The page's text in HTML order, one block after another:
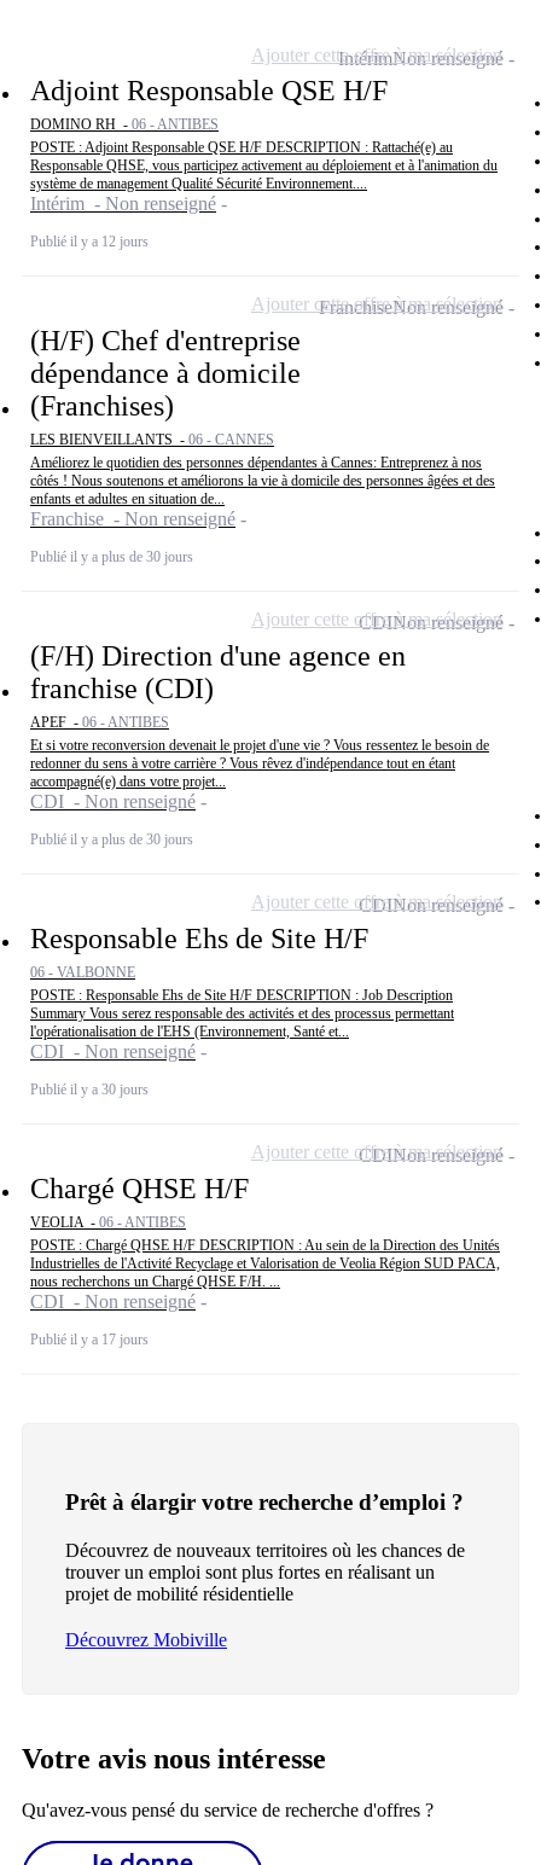
Adjoint Responsable QSE H/F
DOMINO RH - 06 - ANTIBES
POSTE : Adjoint Responsable QSE H/F DESCRIPTION : Rattaché(e) au
Responsable QHSE, vous participez activement au déploiement et à l'animation du
système de management Qualité Sécurité Environnement....
Intérim - Non renseigné
Publié il y a 12 jours
IntérimNon renseigné
Ajouter cette offre à ma sélection
(H/F) Chef d'entreprise
dépendance à domicile
(Franchises)
LES BIENVEILLANTS - 06 - CANNES
Améliorez le quotidien des personnes dépendantes à Cannes: Entreprenez à nos
côtés ! Nous soutenons et améliorons la vie à domicile des personnes âgées et des
enfants et adultes en situation de...
Franchise - Non renseigné
Publié il y a plus de 30 jours
FranchiseNon renseigné
Ajouter cette offre à ma sélection
(F/H) Direction d'une agence en
franchise (CDI)
APEF - 06 - ANTIBES
Et si votre reconversion devenait le projet d'une vie ? Vous ressentez le besoin de
redonner du sens à votre carrière ? Vous rêvez d'indépendance tout en étant
accompagné(e) dans votre projet...
CDI - Non renseigné
Publié il y a plus de 30 jours
CDINon renseigné
Ajouter cette offre à ma sélection
Responsable Ehs de Site H/F
06 - VALBONNE
POSTE : Responsable Ehs de Site H/F DESCRIPTION : Job Description
Summary Vous serez responsable des activités et des processus permettant
l'opérationalisation de l'EHS (Environnement, Santé et...
CDI - Non renseigné
Publié il y a 30 jours
CDINon renseigné
Ajouter cette offre à ma sélection
Chargé QHSE H/F
VEOLIA - 06 - ANTIBES
POSTE : Chargé QHSE H/F DESCRIPTION : Au sein de la Direction des Unités
Industrielles de l'Activité Recyclage et Valorisation de Veolia Région SUD PACA,
nous recherchons un Chargé QHSE F/H. ...
CDI - Non renseigné
Publié il y a 17 jours
CDINon renseigné
Ajouter cette offre à ma sélection
Prêt à élargir votre recherche d’emploi ?
Découvrez de nouveaux territoires où les chances de
trouver un emploi sont plus fortes en réalisant un
projet de mobilité résidentielle
Découvrez Mobiville
Votre avis nous intéresse
Qu'avez-vous pensé du service de recherche d'offres ?